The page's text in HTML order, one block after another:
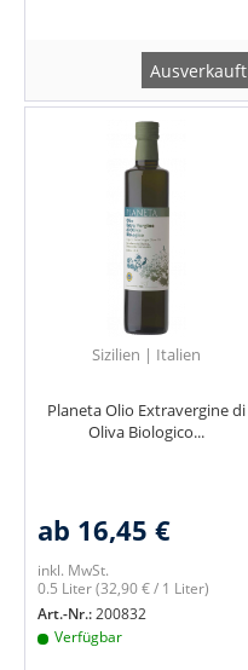
Ausverkauft
Sizilien | Italien
Planeta Olio Extravergine di
Oliva Biologico...
ab 16,45 €
inkl. MwSt.
0.5 Liter(32,90 € / 1 Liter)
Art.-Nr.:200832
Verfügbar